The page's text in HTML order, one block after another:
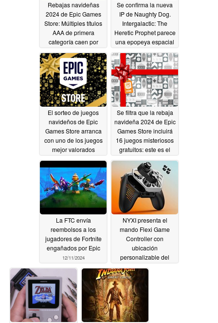
Rebajas navideñas
2024 de Epic Games
Store: Múltiples títulos
AAA de primera
categoría caen por
debajo de los 20
dólares12/14/2024
Se confirma la nueva
IP de Naughty Dog.
Intergalactic: The
Heretic Prophet parece
una epopeya espacial
guiada por la historia
12/13/2024
El sorteo de juegos
navideños de Epic
Games Store arranca
con uno de los juegos
mejor valorados
12/13/2024
Se filtra que la rebaja
navideña 2024 de Epic
Games Store incluirá
16 juegos misteriosos
gratuitos: este es el
programa12/12/2024
La FTC envía
reembolsos a los
jugadores de Fortnite
engañados por Epic
12/11/2024
NYXI presenta el
mando Flexi Game
Controller con
ubicación
personalizable del
stick analógico
12/07/2024